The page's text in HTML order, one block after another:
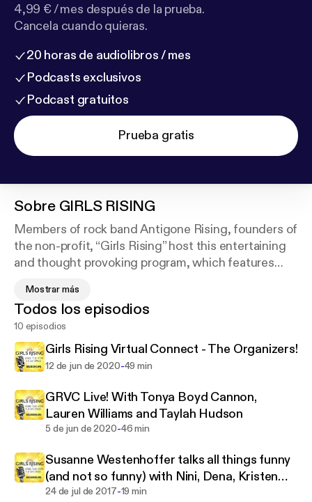
4,99 € / mes después de la prueba.
Cancela cuando quieras.
20 horas de audiolibros / mes
Podcasts exclusivos
Podcast gratuitos
Prueba gratis
Sobre GIRLS RISING
Members of rock band Antigone Rising, founders of
the non-profit, “Girls Rising” host this entertaining
and thought provoking program, which features
women.
Female musicians, engineers, astronauts, athletes
and more share their stories about being women in
male dominated industries.
Through shared experiences and the power of
example, this podcast aims to break barriers and
inspire young women to become game changers.
Mostrar más
Todos los episodios
10 episodios
Girls Rising Virtual Connect - The Organizers!
12 de jun de 2020-49 min
GRVC Live! With Tonya Boyd Cannon,
Lauren Williams and Taylah Hudson
5 de jun de 2020-46 min
Susanne Westenhoffer talks all things funny
(and not so funny) with Nini, Dena, Kristen
and Cathy
24 de jul de 2017-19 min